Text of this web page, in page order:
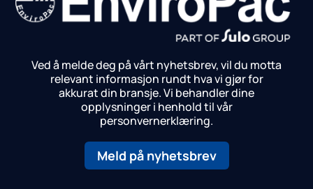
Ved å melde deg på vårt nyhetsbrev, vil du motta
relevant informasjon rundt hva vi gjør for
akkurat din bransje.Vi behandler dine
opplysninger i henhold til vår
personvernerklæring.
Meld på nyhetsbrev